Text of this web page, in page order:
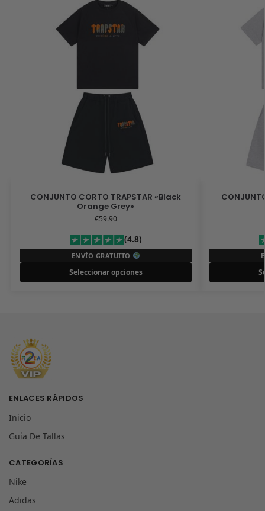
CONJUNTO CORTO TRAPSTAR «Black
Orange Grey»
€59.90
(4.8)
ENVÍO GRATUITO
Seleccionar opciones
ENLACES RÁPIDOS
Inicio
Guía De Tallas
CATEGORÍAS
Nike
Adidas